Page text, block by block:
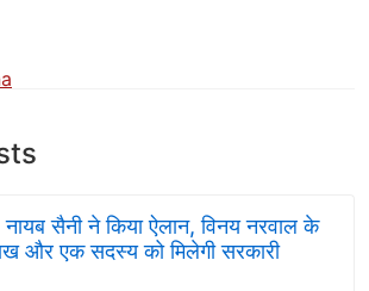
सैनी ने किया ऐलान, विनय नरवाल के
और एक सदस्य को मिलेगी सरकारी